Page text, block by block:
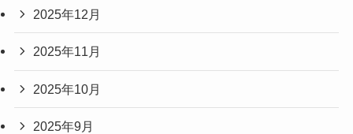
2025年12月
2025年11月
2025年10月
2025年9月